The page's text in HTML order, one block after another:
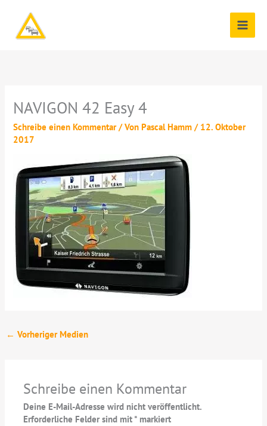
springen
NAVIGON 42 Easy 4
Schreibe einen Kommentar / VonPascal Hamm/ 12. Oktober
2017
← Vorheriger Medien
Schreibe einen Kommentar
Deine E-Mail-Adresse wird nicht veröffentlicht.
Erforderliche Felder sind mit* markiert